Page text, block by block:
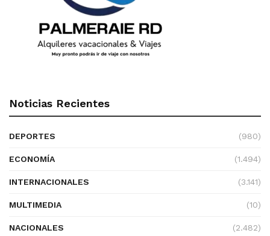
Noticias Recientes
DEPORTES (980)
ECONOMÍA (1.494)
INTERNACIONALES (3.141)
MULTIMEDIA (10)
NACIONALES (2.482)